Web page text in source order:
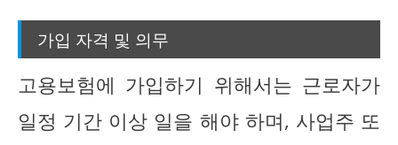
가입 자격 및 의무
고용보험에 가입하기 위해서는 근로자가
일정 기간 이상 일을 해야 하며, 사업주 또